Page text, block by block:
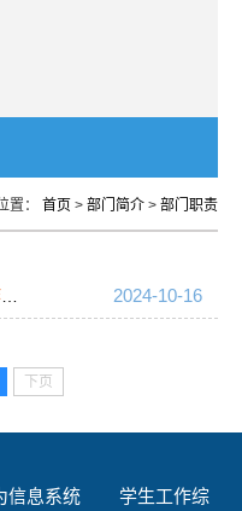
置： 首页 > 部门简介 > 部门职责
2024-10-16
下页
信息系统 学生工作综